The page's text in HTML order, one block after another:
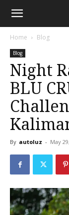
Home Blog
Blog
Night
BLU
By autoluz - May